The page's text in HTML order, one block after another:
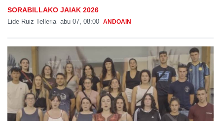
SORABILLAKO JAIAK 2026
Lide Ruiz Telleria abu 07, 08:00 ANDOAIN